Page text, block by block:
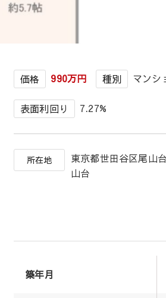
価格 990万円 種別 マンシ
表面利回り 7.27%
所在地
東京都世田谷区尾
山台
築年月